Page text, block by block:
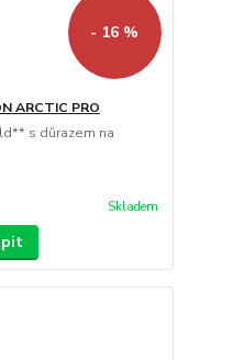
- 16 %
ARCTIC PRO
s důrazem na
Skladem